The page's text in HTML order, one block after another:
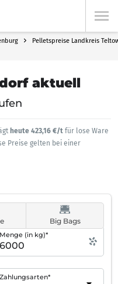
Pelletspreise Landkreis
aktuell
heute 423,16 €/t für lose Ware
Preise gelten bei einer
Big Bags
Menge (in kg)*
Zahlungsarten*